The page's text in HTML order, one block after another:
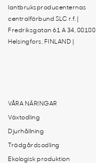
lantbruksproducenternas
centralförbund SLC r.f. |
Fredriksgatan 61 A 34, 00100
Helsingfors, FINLAND |
VÅRA NÄRINGAR
Växtodling
Djurhållning
Trädgårdsodling
Ekologisk produktion